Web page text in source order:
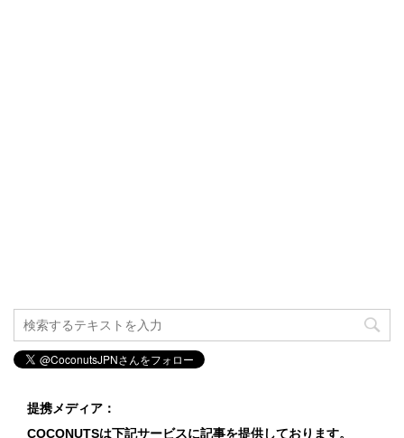
提携メディア：
COCONUTSは下記サービスに記事を提供しております。